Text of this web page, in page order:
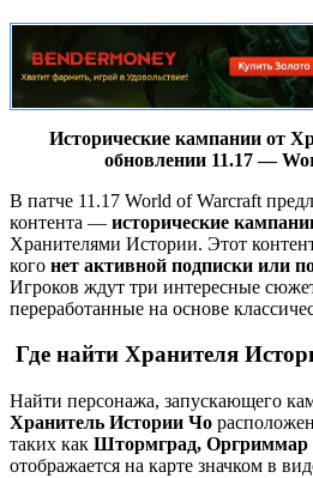
Исторические кампании от
обновлении 11.17 —
В патче 11.17 World of Warcraft
контента — исторические
Хранителями Истории. Этот
кого нет активной подписки или
Игроков ждут три интересные
переработанные на основе
Где найти Хранителя
Найти персонажа, запускающего
Хранитель Истории Чо
таких как Штормград, Оргриммар
отображается на карте значком в